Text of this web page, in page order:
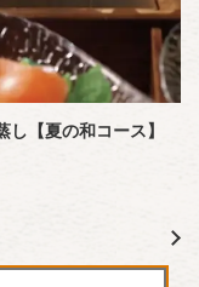
し【夏の和コース】